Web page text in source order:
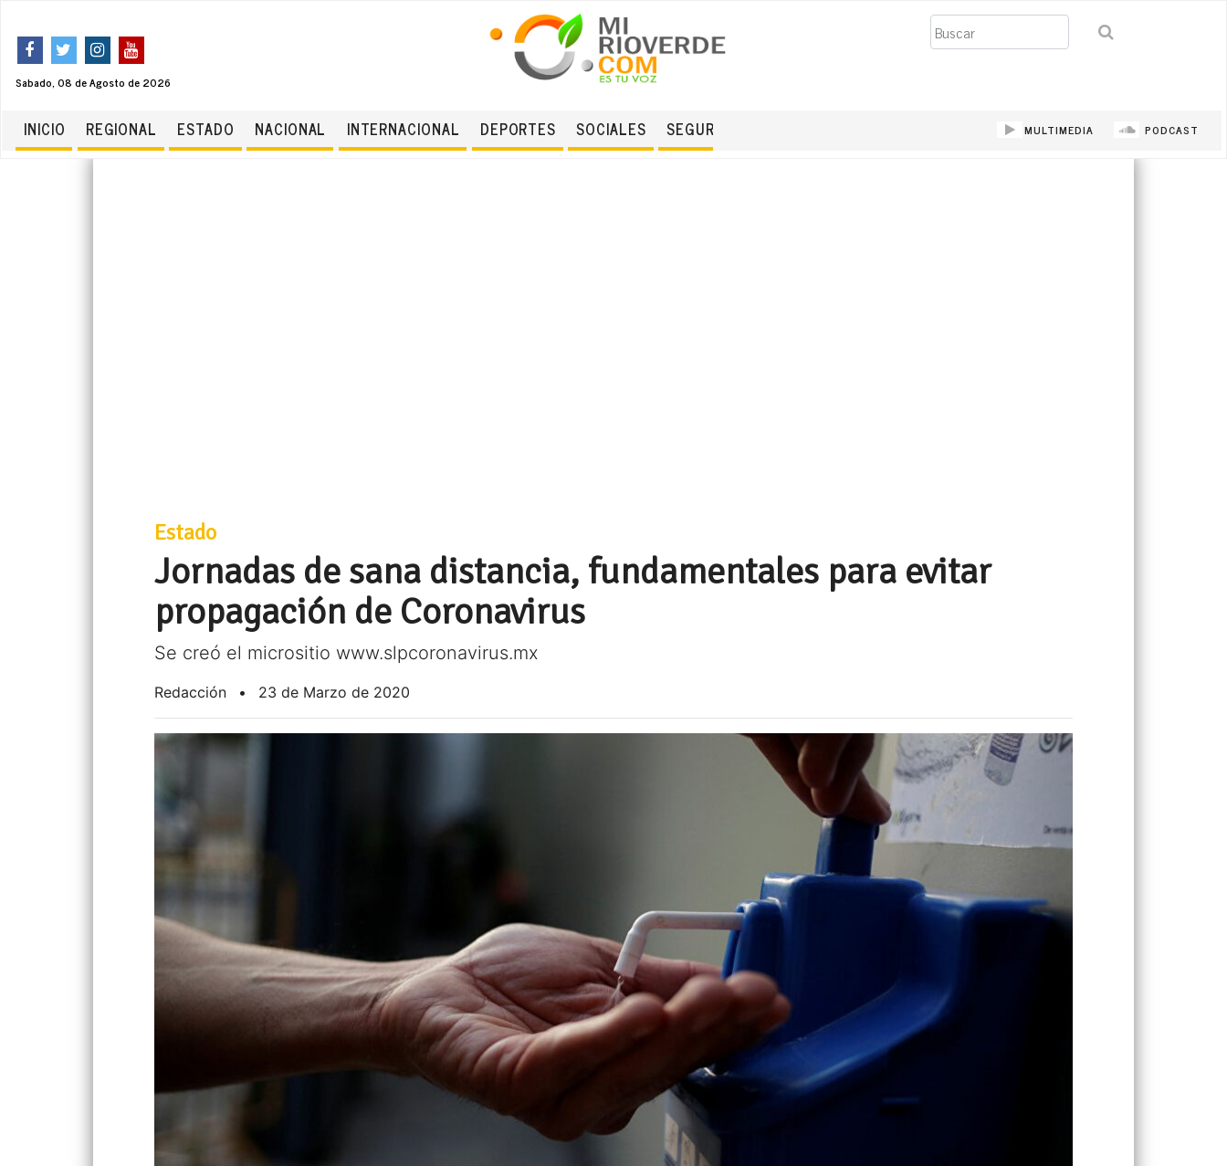
Sabado, 08 de Agosto de 2026
Buscar
INICIO REGIONAL ESTADO NACIONAL INTERNACIONAL DEPORTES SOCIALES SEGURIDAD MULTIMEDIA PODCAST
Estado
Jornadas de sana distancia, fundamentales para evitar
propagación de Coronavirus
Se creó el micrositio www.slpcoronavirus.mx
Redacción • 23 de Marzo de 2020